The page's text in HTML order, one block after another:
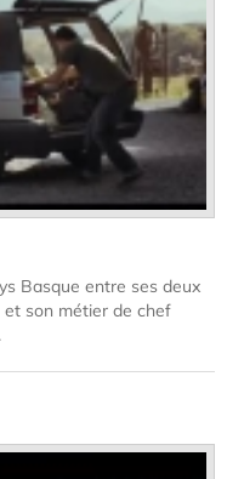
Basque entre ses deux
et son métier de chef